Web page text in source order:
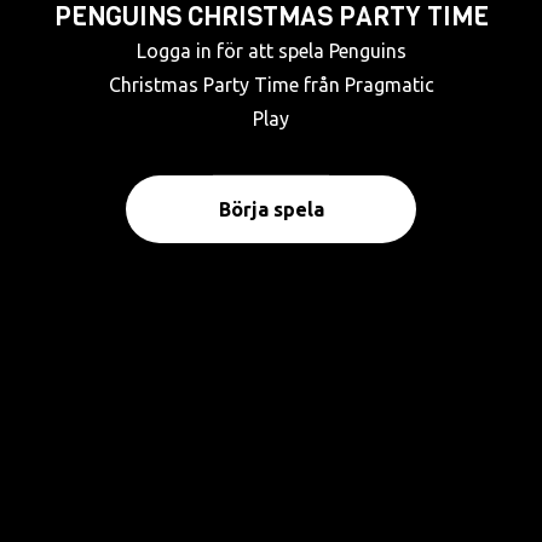
PENGUINS CHRISTMAS PARTY TIME
Logga in för att spela Penguins
Christmas Party Time från Pragmatic
Play
Börja spela